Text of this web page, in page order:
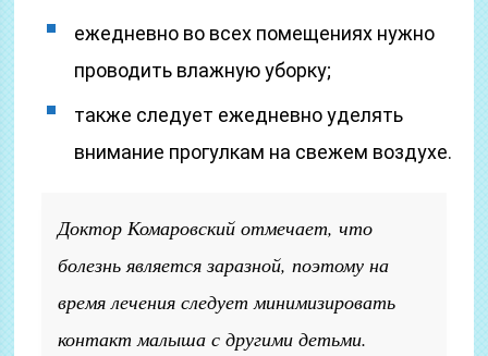
ежедневно во всех помещениях нужно
проводить влажную уборку;
также следует ежедневно уделять
внимание прогулкам на свежем воздухе.
Доктор Комаровский отмечает, что
болезнь является заразной, поэтому на
время лечения следует минимизировать
контакт малыша с другими детьми.